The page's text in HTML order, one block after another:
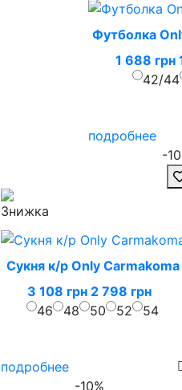
Футболка
1 688 грн
42/44
подробнее
-
Сукня к/р Only Carmakoma
3 108 грн 2 798 грн
46
48 50 52 54
подробнее
-10%